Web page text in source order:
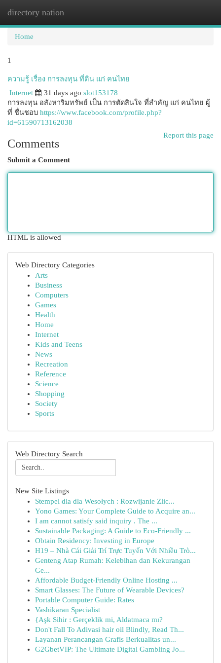
directory nation
Home
1
ความรู้ เรื่อง การลงทุน ที่ดิน แก่ คนไทย
Internet
31 days ago slot153178
การลงทุน อสังหาริมทรัพย์ เป็น การตัดสินใจ ที่สำคัญ แก่ คนไทย ผู้
ที่ ชื่นชอบ https://www.facebook.com/profile.php?
id=61590713162038
Report this page
Comments
Submit a Comment
HTML is allowed
Web Directory Categories
Arts
Business
Computers
Games
Health
Home
Internet
Kids and Teens
News
Recreation
Reference
Science
Shopping
Society
Sports
Web Directory Search
New Site Listings
Stempel dla dla Wesołych : Rozwijanie Zlic...
Yono Games: Your Complete Guide to Acquire an...
I am cannot satisfy said inquiry . The ...
Sustainable Packaging: A Guide to Eco-Friendly ...
Obtain Residency: Investing in Europe
H19 – Nhà Cái Giải Trí Trực Tuyến Với Nhiều Trò...
Genteng Atap Rumah: Kelebihan dan Kekurangan
Ge...
Affordable Budget-Friendly Online Hosting ...
Smart Glasses: The Future of Wearable Devices?
Portable Computer Guide: Rates
Vashikaran Specialist
{Aşk Sihir : Gerçeklik mi, Aldatmaca mı?
Don't Fall To Adivasi hair oil Blindly, Read Th...
Layanan Perancangan Grafis Berkualitas un...
G2GbetVIP: The Ultimate Digital Gambling Jo...